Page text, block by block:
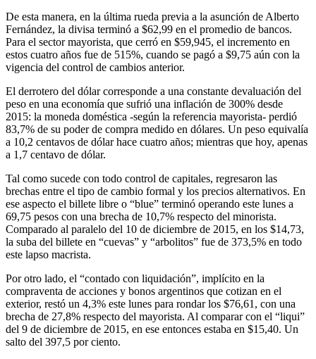
De esta manera, en la última rueda previa a la asunción de Alberto
Fernández, la divisa terminó a $62,99 en el promedio de bancos.
Para el sector mayorista, que cerró en $59,945, el incremento en
estos cuatro años fue de 515%, cuando se pagó a $9,75 aún con la
vigencia del control de cambios anterior.
El derrotero del dólar corresponde a una constante devaluación del
peso en una economía que sufrió una inflación de 300% desde
2015: la moneda doméstica -según la referencia mayorista- perdió
83,7% de su poder de compra medido en dólares. Un peso equivalía
a 10,2 centavos de dólar hace cuatro años; mientras que hoy, apenas
a 1,7 centavo de dólar.
Tal como sucede con todo control de capitales, regresaron las
brechas entre el tipo de cambio formal y los precios alternativos. En
ese aspecto el billete libre o “blue” terminó operando este lunes a
69,75 pesos con una brecha de 10,7% respecto del minorista.
Comparado al paralelo del 10 de diciembre de 2015, en los $14,73,
la suba del billete en “cuevas” y “arbolitos” fue de 373,5% en todo
este lapso macrista.
Por otro lado, el “contado con liquidación”, implícito en la
compraventa de acciones y bonos argentinos que cotizan en el
exterior, restó un 4,3% este lunes para rondar los $76,61, con una
brecha de 27,8% respecto del mayorista. Al comparar con el “liqui”
del 9 de diciembre de 2015, en ese entonces estaba en $15,40. Un
salto del 397,5 por ciento.